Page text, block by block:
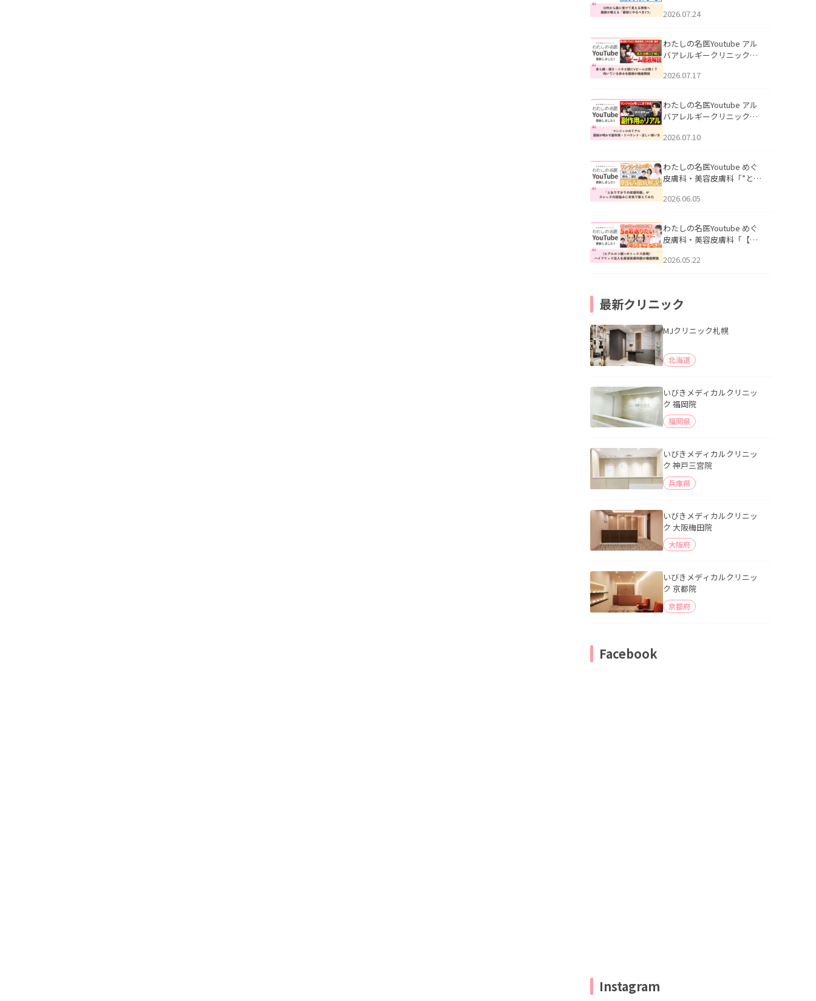
える男性へ｜医師が教える
公開いたしました。
2026.07.24
わたしの名医Youtube アル
バアレルギークリニック札
跡にVビームは効く？向いて
説」を公開いたしました。
2026.07.17
わたしの名医Youtube アル
バアレルギークリニック札
医師が明かす副作用・リバ
公開いたしました。
2026.07.10
わたしの名医Youtube めぐ
皮膚科・美容皮膚科「”とお
ッズの肌悩みに本気で答え
た。
2026.06.05
わたしの名医Youtube めぐ
皮膚科・美容皮膚科「【ヒ
用】ハイブリッド注入を美
2026.05.22
最新クリニック
MJクリニック札幌
北海道
いびきメディカルクリニッ
ク 福岡院
福岡県
いびきメディカルクリニッ
ク 神戸三宮院
兵庫県
いびきメディカルクリニッ
ク 大阪梅田院
大阪府
いびきメディカルクリニッ
ク 京都院
京都府
Facebook
Instagram